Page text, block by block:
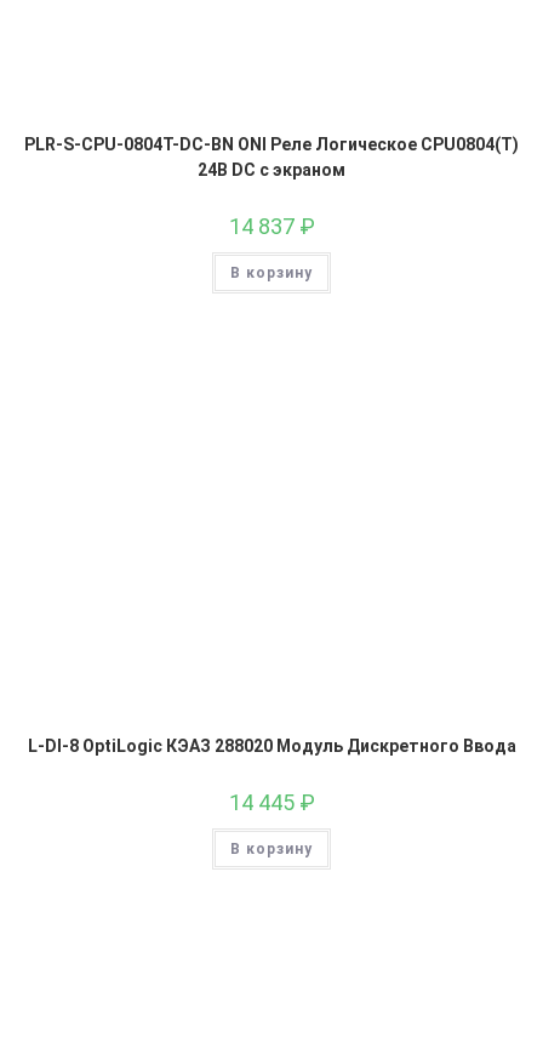
PLR-S-CPU-0804T-DC-BN ONI Реле Логическое CPU0804(T)
24В DC с экраном
14 837 ₽
В корзину
L-DI-8 OptiLogic КЭАЗ 288020 Модуль Дискретного Ввода
14 445 ₽
В корзину